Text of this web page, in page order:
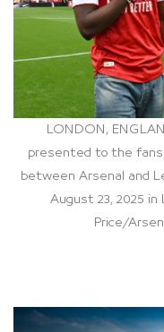
LONDON,
presented to the fans
between Arsenal and
August 23, 2025 in
Price/